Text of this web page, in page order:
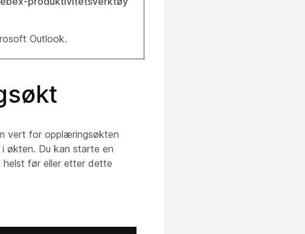
Outlook.
vert for opplæringsøkten
økten. Du kan starte en
før eller etter dette